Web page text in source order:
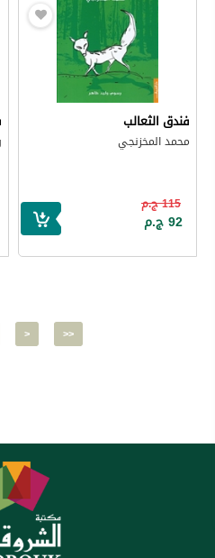
فندق الثعالب
محمد المخزنجي
115 ج.م
92 ج.م
> >>